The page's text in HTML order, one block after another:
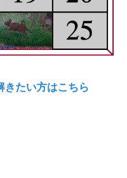
きたい方はこちら